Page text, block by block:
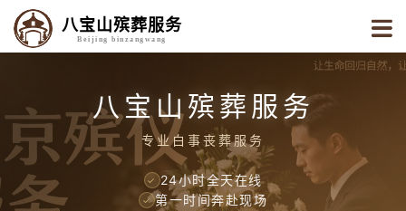
八宝山殡葬服务
Beijing binzangwang
八宝山殡葬服务
专业白事丧葬服务
✓ 24小时全天在线
✓ 第一时间奔赴现场